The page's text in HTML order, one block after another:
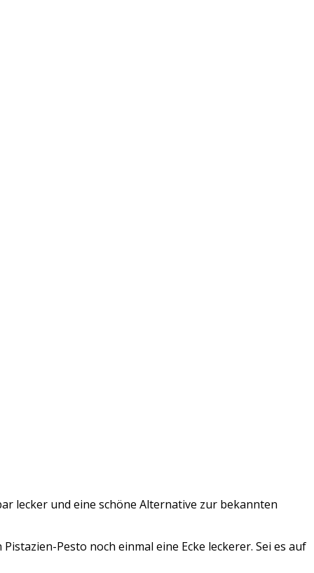
lecker und eine schöne Alternative zur bekannten
Pesto noch einmal eine Ecke leckerer. Sei es auf